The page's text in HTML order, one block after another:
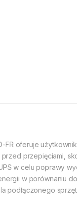
FR oferuje
przepięciami,
w celu poprawy
w porównaniu
podłączonego